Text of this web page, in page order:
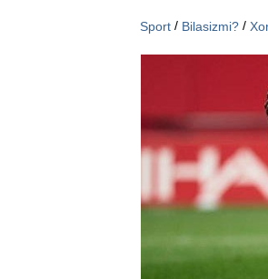
Sport / Bilasizmi? /